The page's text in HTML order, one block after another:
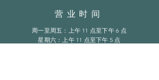
营业时间
周一至周五：上午 11 点至下午 6 点
​​星期六：上午 11 点至下午 5 点